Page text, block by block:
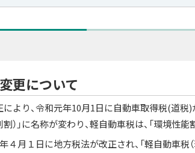
更について
り、令和元年10月1日に自動車取得税(道税)
割）」に名称が変わり、軽自動車税は、「環境性
月１日に地方税法が改正され、「軽自動車税（